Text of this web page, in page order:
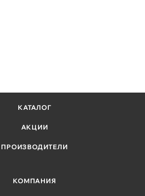
КАТАЛОГ
АКЦИИ
ПРОИЗВОДИТЕЛИ
КОМПАНИЯ